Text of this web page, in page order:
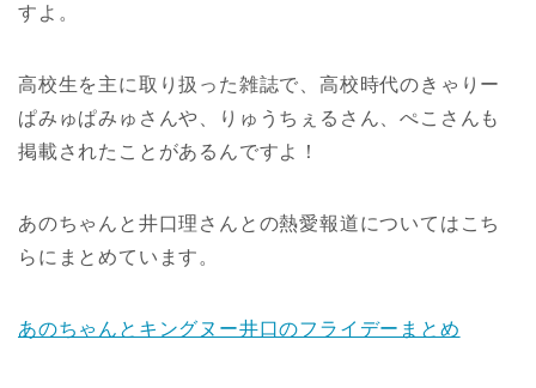
すよ。
高校生を主に取り扱った雑誌で、高校時代のきゃりー
ぱみゅぱみゅさんや、りゅうちぇるさん、ぺこさんも
掲載されたことがあるんですよ！
あのちゃんと井口理さんとの熱愛報道についてはこち
らにまとめています。
あのちゃんとキングヌー井口のフライデーまとめ